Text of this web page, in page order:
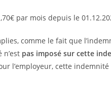
comme le fait que
n’est pas imposé sur cette
l’employeur, cette indemnité